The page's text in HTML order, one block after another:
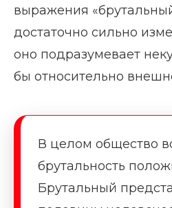
выражения
достаточно сильно
оно подразумевает
бы относительно
В целом общество
брутальность
Брутальный